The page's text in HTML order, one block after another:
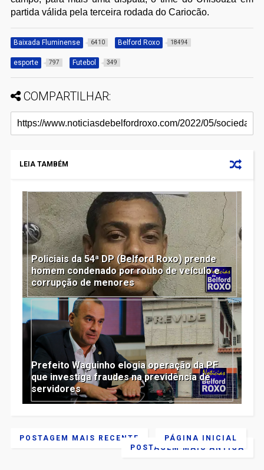
partida válida pela terceira rodada do Cariocão.
Baixada Fluminense 6410 Belford Roxo 18494
esporte 797 Futebol 349
COMPARTILHAR:
LEIA TAMBÉM
Policiais da 54ª DP (Belford Roxo) prende
homem condenado por roubo de veículo e
corrupção de menores
Prefeito Waguinho elogia operação da PF
que investiga fraudes na previdência de
servidores
POSTAGEM MAIS RECENTE
POSTAGEM MAIS ANTIGA
PÁGINA INICIAL